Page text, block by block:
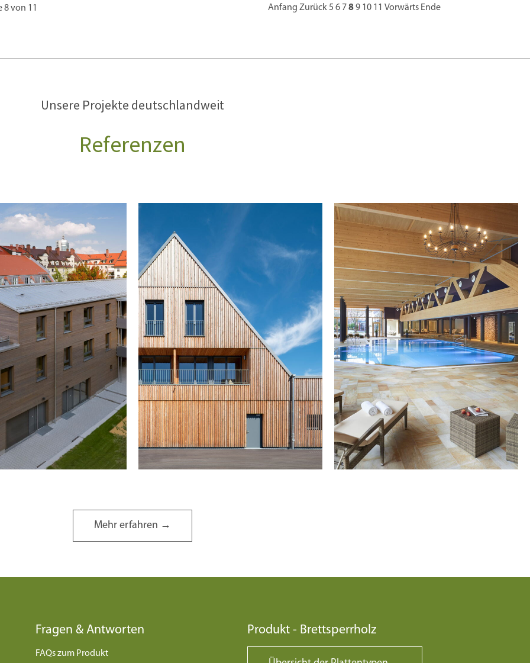
8 von 11 Anfang Zurück 5 6 789 10 11 Vorwärts Ende
Unsere Projekte deutschlandweit
Referenzen
Mehr erfahren →
Fragen & Antworten
FAQs zum Produkt
Produkt - Brettsperrholz